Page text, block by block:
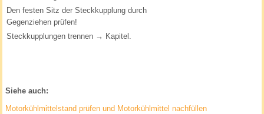
Den festen Sitz der Steckkupplung durch
Gegenziehen prüfen!
Steckkupplungen trennen → Kapitel.
Siehe auch:
Motorkühlmittelstand prüfen und Motorkühlmittel nachfüllen